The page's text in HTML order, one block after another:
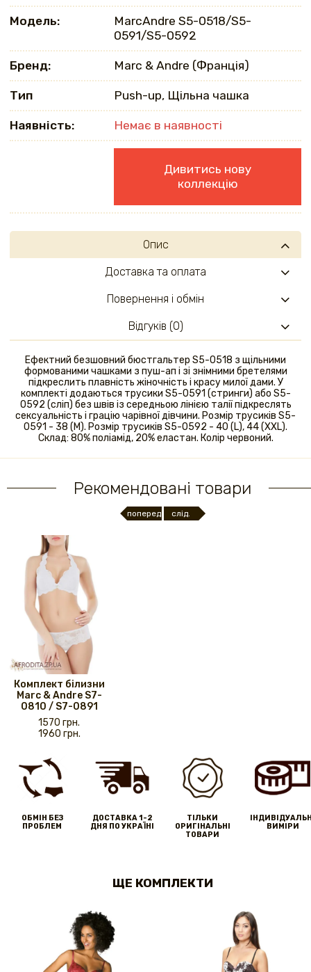
Модель:
MarcAndrе S5-0518/S5-
0591/S5-0592
Бренд: Marc & Andre (Франція)
Тип Push-up, Щільна чашка
Наявність: Немає в наявності
Дивитись нову
коллекцію
Опис
Ефектний безшовний бюстгальтер S5-0518 з щільними
формованими чашками з пуш-ап і зі знімними бретелями
підкреслить плавність жіночність і красу милої дами. У
комплекті додаються трусики S5-0591 (стринги) або S5-
0592 (сліп) без швів із середньою лінією талії підкреслять
сексуальність і грацію чарівної дівчини. Розмір трусиків S5-
0591 - 38 (M). Розмір трусиків S5-0592 - 40 (L), 44 (XXL).
Склад: 80% поліамід, 20% еластан. Колір червоний.
Доставка та оплата
Повернення і обмін
Відгуків (0)
Рекомендовані товари
поперед. слід.
Комплект білизни
Marc & Andre S7-
0810 / S7-0891
1570 грн.
1960 грн.
ОБМІН БЕЗ
ПРОБЛЕМ
ДОСТАВКА 1-2
ДНЯ ПО УКРАЇНІ
ТІЛЬКИ
ОРИГІНАЛЬНІ
ТОВАРИ
ВИМІРИ
ЩЕ КОМПЛЕКТИ